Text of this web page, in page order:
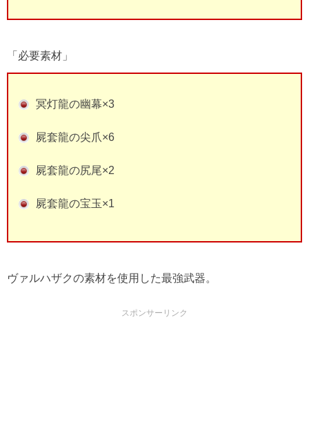
「必要素材」
冥灯龍の幽幕×3
屍套龍の尖爪×6
屍套龍の尻尾×2
屍套龍の宝玉×1
ヴァルハザクの素材を使用した最強武器。
スポンサーリンク